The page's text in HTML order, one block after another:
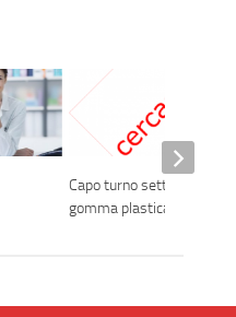
Capo turno settore
gomma plastica